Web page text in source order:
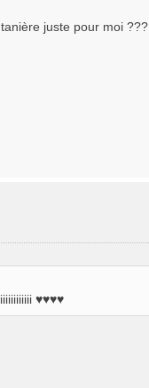
juste pour moi ???
♥♥♥♥